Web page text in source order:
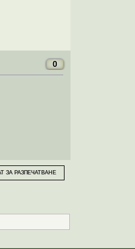
0
ЗА РАЗПЕЧАТВАНЕ